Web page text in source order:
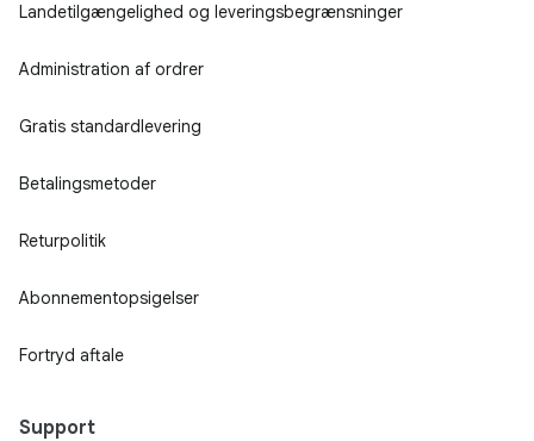
Landetilgængelighed og leveringsbegrænsninger
Administration af ordrer
Gratis standardlevering
Betalingsmetoder
Returpolitik
Abonnementopsigelser
Fortryd aftale
Support